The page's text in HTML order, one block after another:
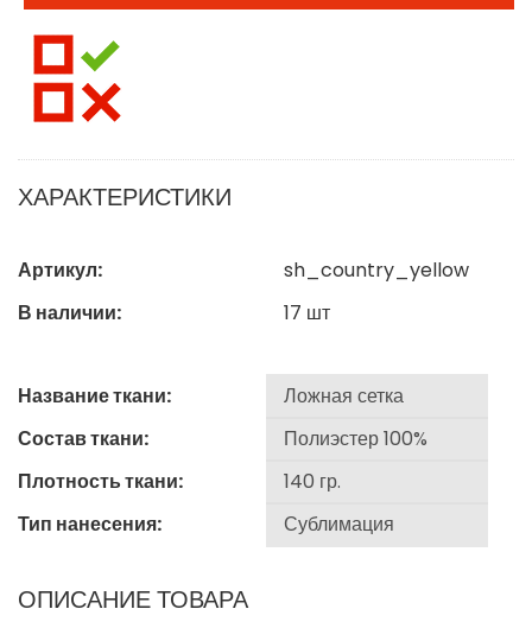
ХАРАКТЕРИСТИКИ
Артикул:
sh_country_yellow
В наличии:
17 шт
Название ткани:
Состав ткани:
Плотность ткани:
Тип нанесения:
ОПИСАНИЕ ТОВАРА